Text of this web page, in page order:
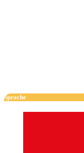
Sprache